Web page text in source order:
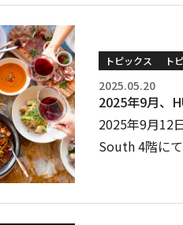
トピックス ト
2025.05.20
2025年9月、
2025年9月12
South 4階に